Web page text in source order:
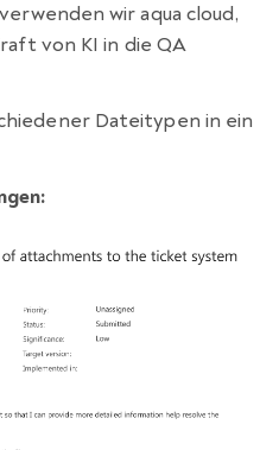
wir aqua cloud,
von KI in die QA
Dateitypen in ein